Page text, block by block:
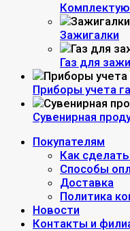
Зажигалки
Газ для
Приборы учета
Сувенирная
Покупателям
Как
Способы
Доставка
Политика
Новости
Контакты и